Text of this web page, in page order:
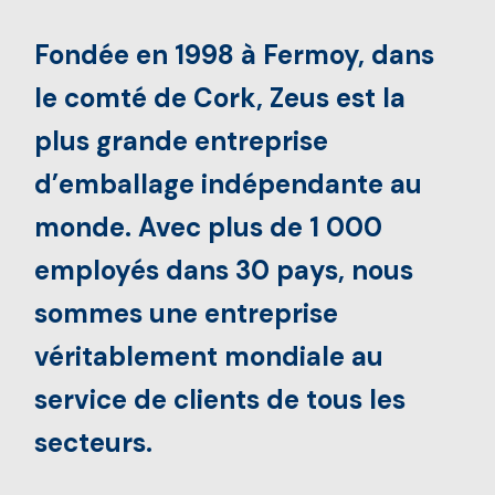
Fondée en 1998 à Fermoy, dans
le comté de Cork, Zeus est la
plus grande entreprise
d’emballage indépendante au
monde. Avec plus de 1 000
employés dans 30 pays, nous
sommes une entreprise
véritablement mondiale au
service de clients de tous les
secteurs.